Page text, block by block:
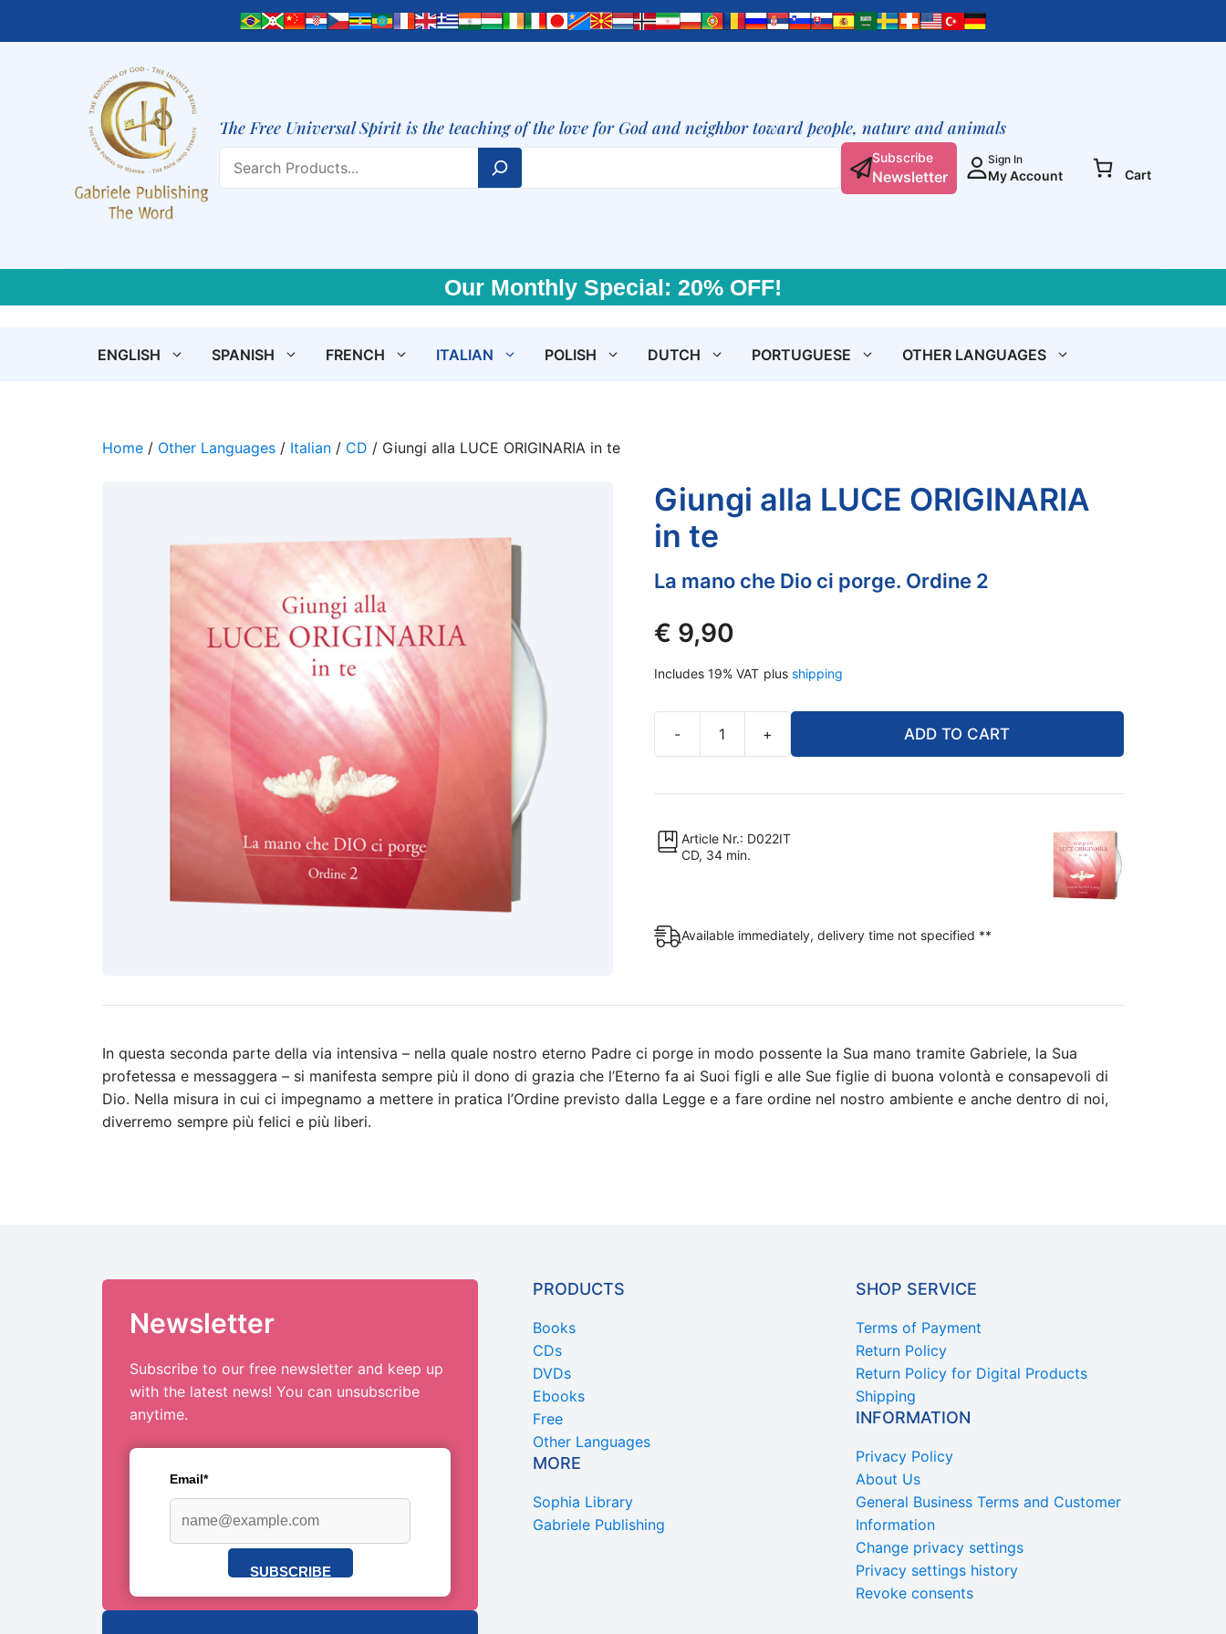
The Free Universal Spirit is the teaching of the love for God and neighbor toward people, nature and animals
Subscribe
Newsletter
Sign In
My Account Cart
Our Monthly Special: 20% OFF!
ENGLISH SPANISH FRENCH ITALIAN POLISH DUTCH PORTUGUESE OTHER LANGUAGES
Home / Other Languages / Italian / CD / Giungi alla LUCE ORIGINARIA in te
Giungi alla LUCE ORIGINARIA
in te
La mano che Dio ci porge. Ordine 2
€ 9,90
Includes 19% VAT plus shipping
-
LUCE
in
te
+ ADD TO CART
Article Nr.: D022IT
CD, 34 min.
Available immediately, delivery time not specified **
In questa seconda parte della via intensiva – nella quale nostro eterno Padre ci porge in modo possente la Sua mano tramite Gabriele, la Sua
profetessa e messaggera – si manifesta sempre più il dono di grazia che l’Eterno fa ai Suoi figli e alle Sue figlie di buona volontà e consapevoli di
Dio. Nella misura in cui ci impegnamo a mettere in pratica l’Ordine previsto dalla Legge e a fare ordine nel nostro ambiente e anche dentro di noi,
diverremo sempre più felici e più liberi.
Newsletter
Subscribe to our free newsletter and keep up
with the latest news! You can unsubscribe
anytime.
Email*
SUBSCRIBE
PRODUCTS
Books
CDs
DVDs
Ebooks
Free
Other Languages
MORE
Sophia Library
Gabriele Publishing
SHOP SERVICE
Terms of Payment
Return Policy
Return Policy for Digital Products
Shipping
INFORMATION
Privacy Policy
About Us
General Business Terms and Customer
Information
Change privacy settings
Privacy settings history
Revoke consents
LUCE
ORIGINARIA